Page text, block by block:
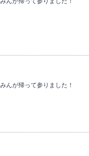
んが帰って参りました！